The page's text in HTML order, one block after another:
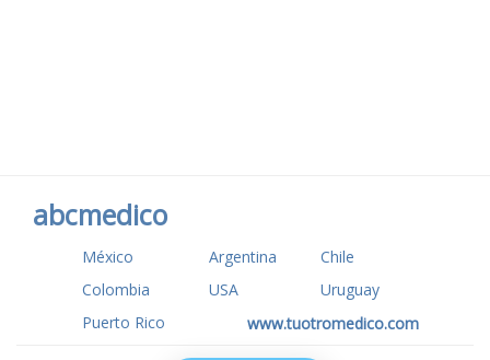
abcmedico
México Argentina
Chile
Colombia
USA
Uruguay
Puerto Rico
www.tuotromedico.com